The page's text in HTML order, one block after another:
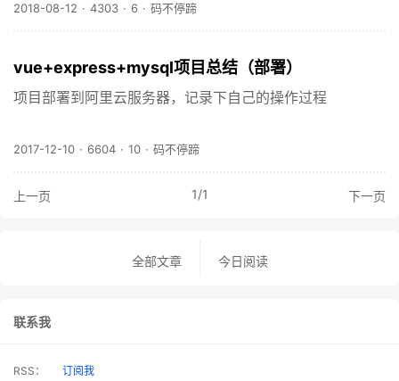
2018-08-12 · 4303 · 6 · 码不停蹄
vue+express+mysql项目总结（部署）
项目部署到阿里云服务器，记录下自己的操作过程
2017-12-10 · 6604 · 10 · 码不停蹄
上一页 1/1 下一页
全部文章 今日阅读
联系我
RSS：
订阅我